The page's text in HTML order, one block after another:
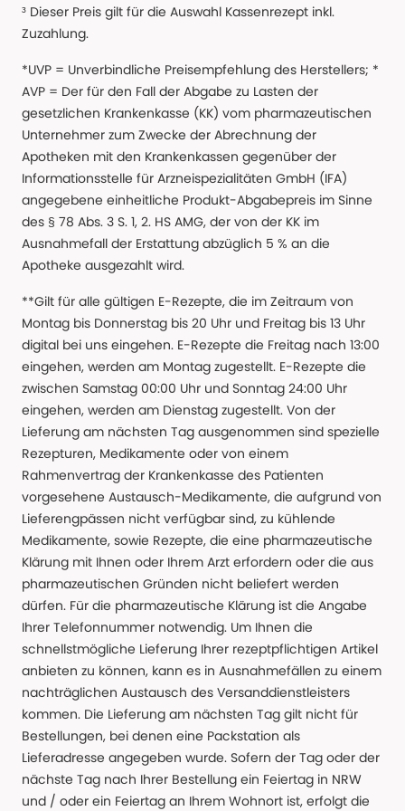
³ Dieser Preis gilt für die Auswahl Kassenrezept inkl.
Zuzahlung.
*UVP = Unverbindliche Preisempfehlung des Herstellers; *
AVP = Der für den Fall der Abgabe zu Lasten der
gesetzlichen Krankenkasse (KK) vom pharmazeutischen
Unternehmer zum Zwecke der Abrechnung der
Apotheken mit den Krankenkassen gegenüber der
Informationsstelle für Arzneispezialitäten GmbH (IFA)
angegebene einheitliche Produkt-Abgabepreis im Sinne
des § 78 Abs. 3 S. 1, 2. HS AMG, der von der KK im
Ausnahmefall der Erstattung abzüglich 5 % an die
Apotheke ausgezahlt wird.
**Gilt für alle gültigen E-Rezepte, die im Zeitraum von
Montag bis Donnerstag bis 20 Uhr und Freitag bis 13 Uhr
digital bei uns eingehen. E-Rezepte die Freitag nach 13:00
eingehen, werden am Montag zugestellt. E-Rezepte die
zwischen Samstag 00:00 Uhr und Sonntag 24:00 Uhr
eingehen, werden am Dienstag zugestellt. Von der
Lieferung am nächsten Tag ausgenommen sind spezielle
Rezepturen, Medikamente oder von einem
Rahmenvertrag der Krankenkasse des Patienten
vorgesehene Austausch-Medikamente, die aufgrund von
Lieferengpässen nicht verfügbar sind, zu kühlende
Medikamente, sowie Rezepte, die eine pharmazeutische
Klärung mit Ihnen oder Ihrem Arzt erfordern oder die aus
pharmazeutischen Gründen nicht beliefert werden
dürfen. Für die pharmazeutische Klärung ist die Angabe
Ihrer Telefonnummer notwendig. Um Ihnen die
schnellstmögliche Lieferung Ihrer rezeptpflichtigen Artikel
anbieten zu können, kann es in Ausnahmefällen zu einem
nachträglichen Austausch des Versanddienstleisters
kommen. Die Lieferung am nächsten Tag gilt nicht für
Bestellungen, bei denen eine Packstation als
Lieferadresse angegeben wurde. Sofern der Tag oder der
nächste Tag nach Ihrer Bestellung ein Feiertag in NRW
und / oder ein Feiertag an Ihrem Wohnort ist, erfolgt die